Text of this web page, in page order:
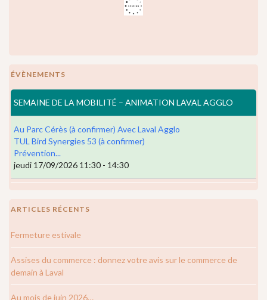
ÉVÈNEMENTS
SEMAINE DE LA MOBILITÉ – ANIMATION LAVAL AGGLO
Au Parc Cérès (à confirmer) Avec Laval Agglo
TUL Bird Synergies 53 (à confirmer)
Prévention...
jeudi 17/09/2026 11:30 - 14:30
ARTICLES RÉCENTS
Fermeture estivale
Assises du commerce : donnez votre avis sur le commerce de
demain à Laval
Au mois de juin 2026…